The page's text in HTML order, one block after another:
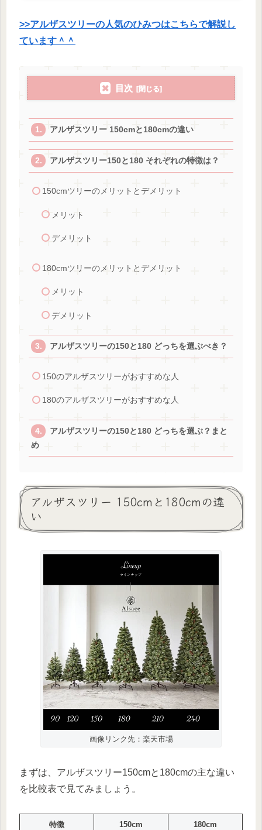
>>アルザスツリーの人気のひみつはこちらで解説し
ています＾＾
目次
アルザスツリー 150cmと180cmの違い
アルザスツリー150と180 それぞれの特徴は？
150cmツリーのメリットとデメリット
メリット
デメリット
180cmツリーのメリットとデメリット
メリット
デメリット
アルザスツリーの150と180 どっちを選ぶべき？
150のアルザスツリーがおすすめな人
180のアルザスツリーがおすすめな人
アルザスツリーの150と180 どっちを選ぶ？まと
め
アルザスツリー 150cmと180cmの違
い
画像リンク先：楽天市場
まずは、アルザスツリー150cmと180cmの主な違い
を比較表で見てみましょう。
特徴 150cm 180cm